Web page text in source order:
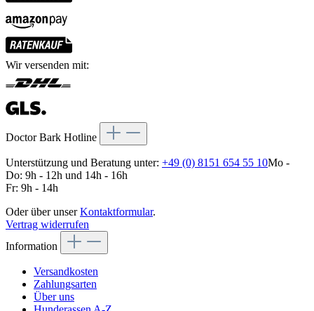
Wir versenden mit:
Doctor Bark Hotline
Unterstützung und Beratung unter: +49 (0) 8151 654 55 10Mo -
Do: 9h - 12h und 14h - 16h
Fr: 9h - 14h
Oder über unserKontaktformular.
Vertrag widerrufen
Information
Versandkosten
Zahlungsarten
Über uns